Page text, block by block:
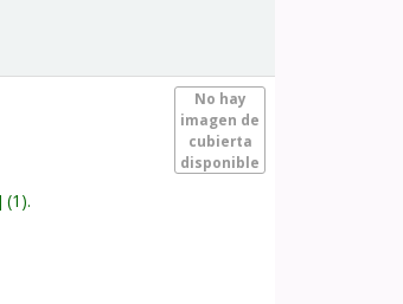
No hay
imagen de
cubierta
disponible
(1).